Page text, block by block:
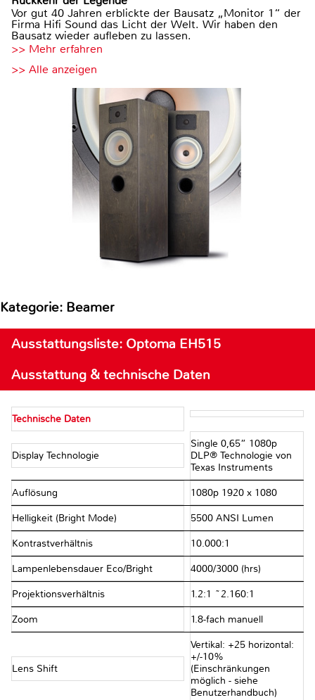
Vor gut 40 Jahren erblickte der Bausatz „Monitor 1“ der
Firma Hifi Sound das Licht der Welt. Wir haben den
Bausatz wieder aufleben zu lassen.
>> Mehr erfahren
>> Alle anzeigen
Kategorie: Beamer
Ausstattungsliste: Optoma EH515
Ausstattung & technische Daten
Technische Daten
Display Technologie
Single 0,65” 1080p
DLP® Technologie von
Texas Instruments
Auflösung 1080p 1920 x 1080
Helligkeit (Bright Mode) 5500 ANSI Lumen
Kontrastverhältnis 10.000:1
Lampenlebensdauer Eco/Bright 4000/3000 (hrs)
Projektionsverhältnis 1.2:1 ~2.160:1
Zoom 1.8-fach manuell
Lens Shift
Vertikal: +25 horizontal:
+/-10%
(Einschränkungen
möglich - siehe
Benutzerhandbuch)